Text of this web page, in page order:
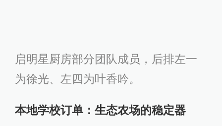
启明星厨房部分团队成员，后排左一
为徐光、左四为叶香吟。
本地学校订单：生态农场的稳定器